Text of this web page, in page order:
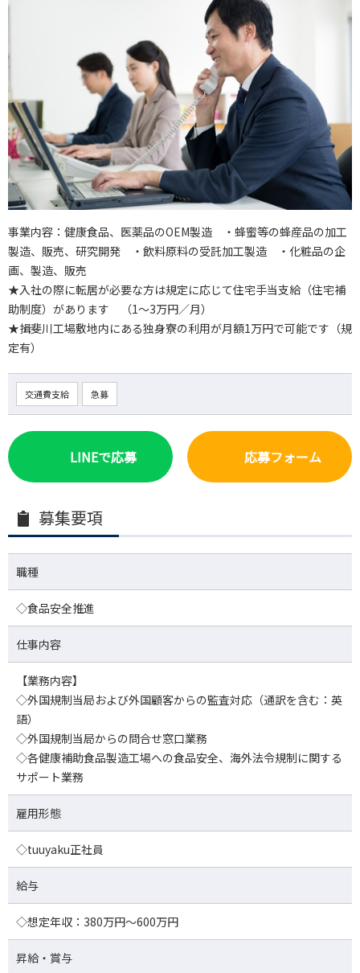
事業内容：健康食品、医薬品のOEM製造 ・蜂蜜等の蜂産品の加工
製造、販売、研究開発 ・飲料原料の受託加工製造 ・化粧品の企
画、製造、販売
★入社の際に転居が必要な方は規定に応じて住宅手当支給（住宅補
助制度）があります （1～3万円／月）
★揖斐川工場敷地内にある独身寮の利用が月額1万円で可能です（規
定有）
交通費支給 急募
LINEで応募 応募フォーム
募集要項
職種
◇食品安全推進
仕事内容
【業務内容】
◇外国規制当局および外国顧客からの監査対応（通訳を含む：英
語）
◇外国規制当局からの問合せ窓口業務
◇各健康補助食品製造工場への食品安全、海外法令規制に関する
サポート業務
雇用形態
◇tuuyaku正社員
給与
◇想定年収：380万円～600万円
昇給・賞与